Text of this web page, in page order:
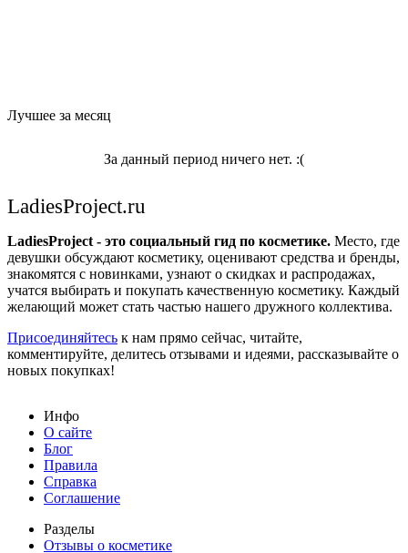
Лучшее за месяц
За данный период ничего нет. :(
LadiesProject.ru
LadiesProject - это социальный гид по косметике. Место, где
девушки обсуждают косметику, оценивают средства и бренды,
знакомятся с новинками, узнают о скидках и распродажах,
учатся выбирать и покупать качественную косметику. Каждый
желающий может стать частью нашего дружного коллектива.
Присоединяйтесь к нам прямо сейчас, читайте,
комментируйте, делитесь отзывами и идеями, рассказывайте о
новых покупках!
Инфо
О сайте
Блог
Правила
Справка
Соглашение
Разделы
Отзывы о косметике